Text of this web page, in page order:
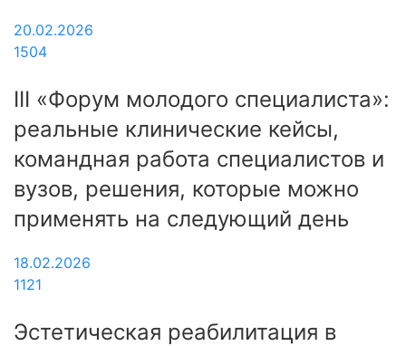
20.02.2026
1504
III «Форум молодого специалиста»:
реальные клинические кейсы,
командная работа специалистов и
вузов, решения, которые можно
применять на следующий день
18.02.2026
1121
Эстетическая реабилитация в